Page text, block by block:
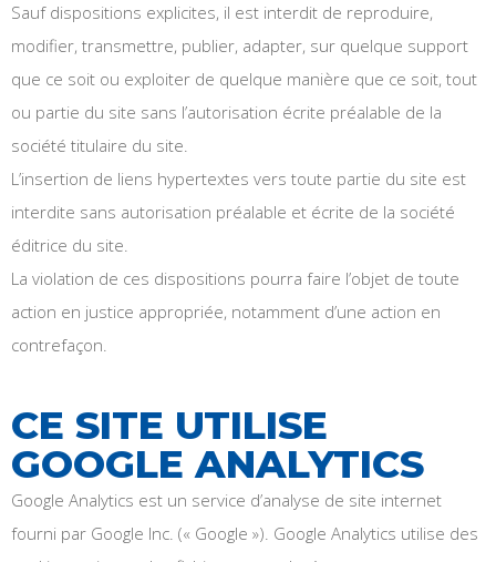
Sauf dispositions explicites, il est interdit de reproduire,
modifier, transmettre, publier, adapter, sur quelque support
que ce soit ou exploiter de quelque manière que ce soit, tout
ou partie du site sans l’autorisation écrite préalable de la
société titulaire du site.
L’insertion de liens hypertextes vers toute partie du site est
interdite sans autorisation préalable et écrite de la société
éditrice du site.
La violation de ces dispositions pourra faire l’objet de toute
action en justice appropriée, notamment d’une action en
contrefaçon.
CE SITE UTILISE
GOOGLE ANALYTICS
Google Analytics est un service d’analyse de site internet
fourni par Google Inc. (« Google »). Google Analytics utilise des